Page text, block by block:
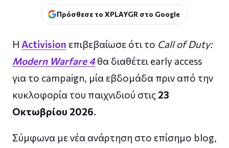
Πρόσθεσε το XPLAYGR στο Google
Η Activision επιβεβαίωσε ότι το Call of Duty:
Modern Warfare 4θα διαθέτει early access
για το campaign, μία εβδομάδα πριν από την
κυκλοφορία του παιχνιδιού στις 23
Οκτωβρίου 2026.
Σύμφωνα με νέα ανάρτηση στο επίσημο blog,